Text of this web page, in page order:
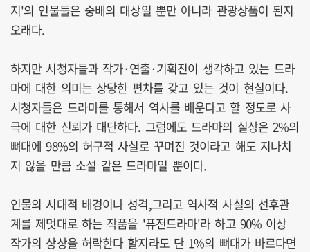
지'의 인물들은 숭배의 대상일 뿐만 아니라 관광상품이 된지
오래다.
하지만 시청자들과 작가·연출·기획진이 생각하고 있는 드라
마에 대한 의미는 상당한 편차를 갖고 있는 것이 현실이다.
시청자들은 드라마를 통해서 역사를 배운다고 할 정도로 사
극에 대한 신뢰가 대단하다. 그럼에도 드라마의 실상은 2%의
뼈대에 98%의 허구적 사실로 꾸며진 것이라고 해도 지나치
지 않을 만큼 소설 같은 드라마일 뿐이다.
인물의 시대적 배경이나 성격,그리고 역사적 사실의 선후관
계를 제멋대로 하는 작품을 '퓨전드라마'라 하고 90% 이상
작가의 상상을 허락한다 할지라도 단 1%의 뼈대가 바르다면